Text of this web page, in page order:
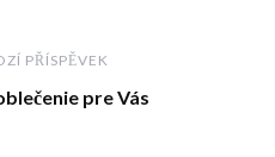
PŘÍSPĚVEK
pre Vás